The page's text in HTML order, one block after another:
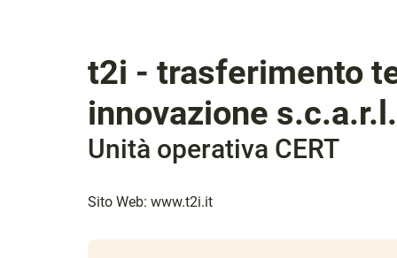
t2i - trasferimento
innovazione s.c.a.r.l.
Unità operativa CERT
Sito Web: www.t2i.it